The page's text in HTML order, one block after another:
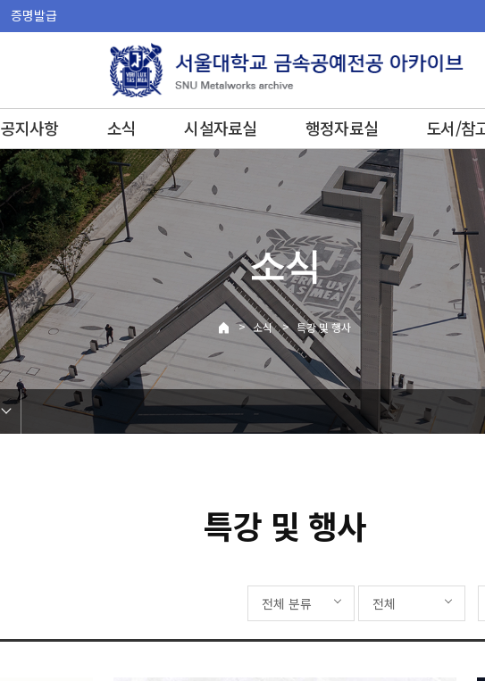
증명발급
공지사항 소식 시설자료실 행정자료실 도서/참
소식
> 소식 > 특강 및 행사
특강 및 행사
전체 분류 전체